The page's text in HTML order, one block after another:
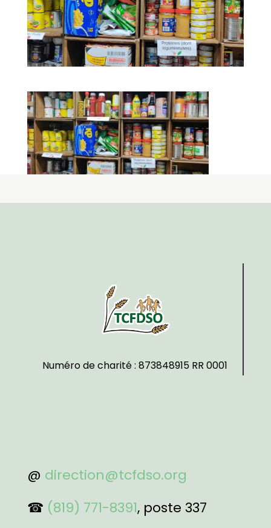
Numéro de charité : 873848915 RR 0001
@ direction@tcfdso.org
☎ (819) 771-8391, poste 337